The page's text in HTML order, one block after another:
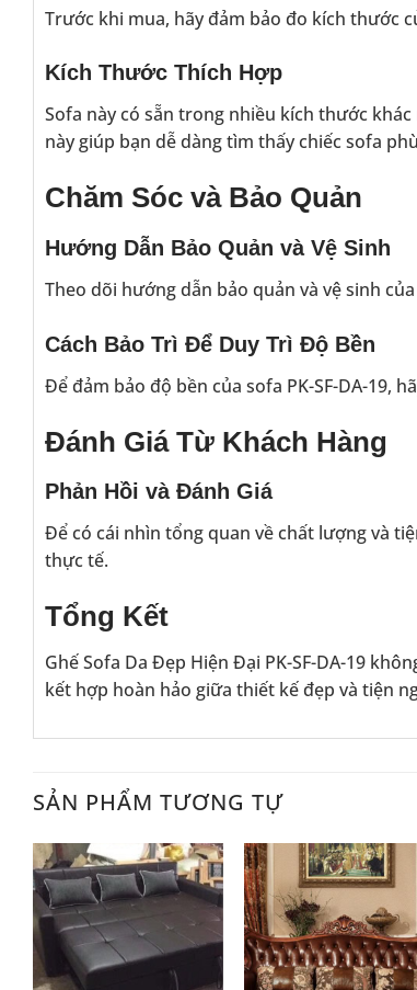
Trước khi mua, hãy đảm bảo đo kích thước
Kích Thước Thích Hợp
Sofa này có sẵn trong nhiều kích thước
này giúp bạn dễ dàng tìm thấy chiếc sofa
Chăm Sóc và Bảo Quản
Hướng Dẫn Bảo Quản và Vệ Sinh
Theo dõi hướng dẫn bảo quản và vệ sinh
Cách Bảo Trì Để Duy Trì Độ Bền
Để đảm bảo độ bền của sofa PK-SF-DA-19,
Đánh Giá Từ Khách Hàng
Phản Hồi và Đánh Giá
Để có cái nhìn tổng quan về chất lượng và
thực tế.
Tổng Kết
Ghế Sofa Da Đẹp Hiện Đại PK-SF-DA-19
kết hợp hoàn hảo giữa thiết kế đẹp và tiện
SẢN PHẨM TƯƠNG TỰ